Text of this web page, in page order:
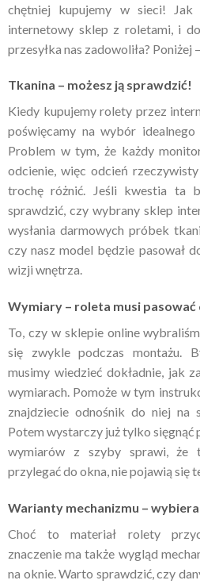
chętniej kupujemy w sieci! Jak
internetowy sklep z roletami, i
przesyłka nas zadowoliła?
Tkanina – możesz ją sprawdzić!
Kiedy kupujemy rolety przez
poświęcamy na wybór
Problem w tym, że każdy
odcienie, więc odcień
trochę różnić. Jeśli kwestia ta
sprawdzić, czy wybrany sklep
wysłania darmowych próbek
czy nasz model będzie pasował
wizji wnętrza.
Wymiary – roleta musi
To, czy w sklepie online
się zwykle podczas montażu.
musimy wiedzieć dokładnie, jak
wymiarach. Pomoże w tym
znajdziecie odnośnik do niej na
Potem wystarczy już tylko sięgnąć
wymiarów z szyby sprawi, że
przylegać do okna, nie pojawią się
Warianty mechanizmu –
Choć to materiał rolety
znaczenie ma także wygląd
na oknie. Warto sprawdzić, czy